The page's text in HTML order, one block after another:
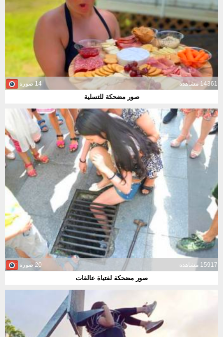
14 صورة 14361 مشاهدة
صور مضحكة للتسلية
20 صورة 15917 مشاهدة
صور مضحكة لفتياة عالقات